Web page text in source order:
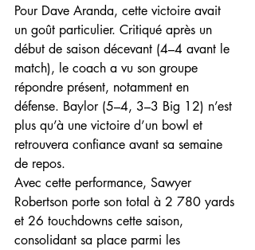
Pour Dave Aranda, cette victoire avait
un goût particulier. Critiqué après un
début de saison décevant (4–4 avant le
match), le coach a vu son groupe
répondre présent, notamment en
défense. Baylor (5–4, 3–3 Big 12) n’est
plus qu’à une victoire d’un bowl et
retrouvera confiance avant sa semaine
de repos.
Avec cette performance, Sawyer
Robertson porte son total à 2 780 yards
et 26 touchdowns cette saison,
consolidant sa place parmi les